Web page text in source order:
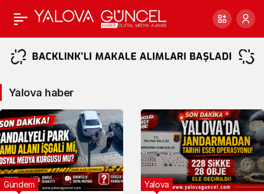
Yalova
haber
Haberleri
Yalova haber
Gündem Yalova